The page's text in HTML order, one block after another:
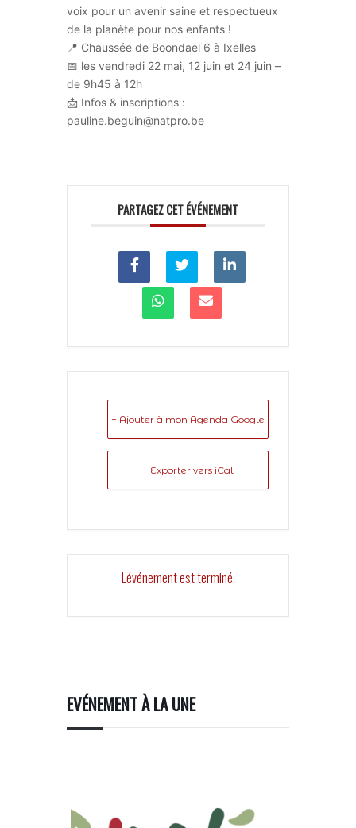
voix pour un avenir saine et respectueux
de la planète pour nos enfants !
📍 Chaussée de Boondael 6 à Ixelles
📅 les vendredi 22 mai, 12 juin et 24 juin –
de 9h45 à 12h
📩 Infos & inscriptions :
pauline.beguin@natpro.be
PARTAGEZ CET ÉVÉNEMENT
+ Ajouter à mon Agenda Google
+ Exporter vers iCal
L'événement est terminé.
EVÉNEMENT À LA UNE